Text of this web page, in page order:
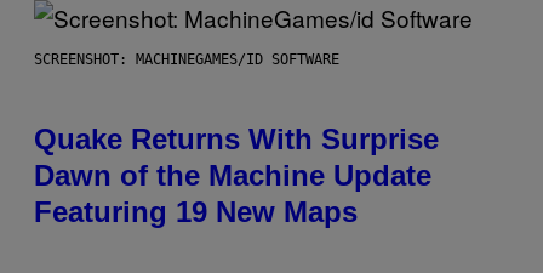
SCREENSHOT: MACHINEGAMES/ID SOFTWARE
Quake Returns With Surprise
Dawn of the Machine Update
Featuring 19 New Maps